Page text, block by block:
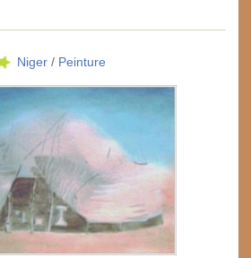
Niger/ Peinture